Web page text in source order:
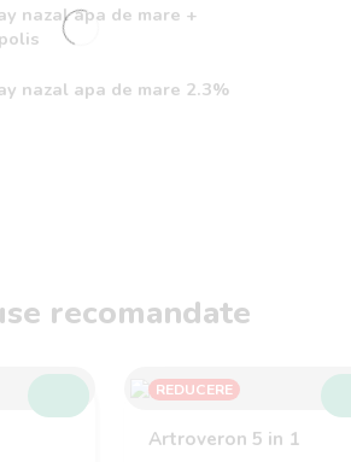
nazal apa de mare +
nazal apa de mare 2.3%
recomandate
REDUCERE
Artroveron 5 in 1